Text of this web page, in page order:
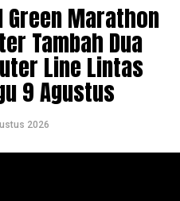
Green Marathon
Tambah Dua
Line Lintas
9 Agustus
2026